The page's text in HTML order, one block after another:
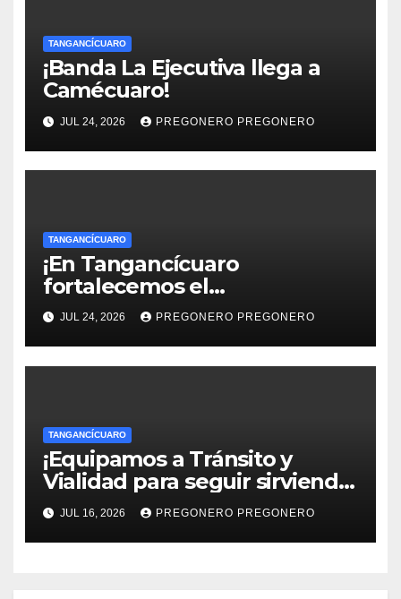
TANGANCÍCUARO
¡Banda La Ejecutiva llega a
Camécuaro!
JUL 24, 2026 PREGONERO PREGONERO
TANGANCÍCUARO
¡En Tangancícuaro
fortalecemos el
aprovechamiento del agua
para el campo!
JUL 24, 2026 PREGONERO PREGONERO
TANGANCÍCUARO
¡Equipamos a Tránsito y
Vialidad para seguir sirviendo
a la ciudadanía..!
JUL 16, 2026 PREGONERO PREGONERO